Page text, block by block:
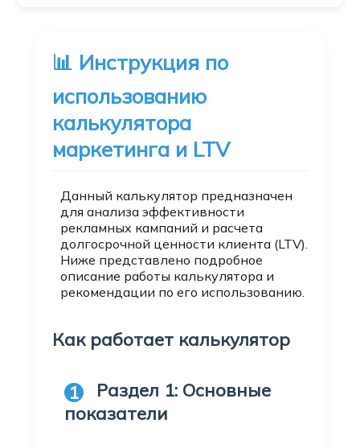
📊 Инструкция по
использованию
калькулятора
маркетинга и LTV
Данный калькулятор предназначен
для анализа эффективности
рекламных кампаний и расчета
долгосрочной ценности клиента (LTV).
Ниже представлено подробное
описание работы калькулятора и
рекомендации по его использованию.
Как работает калькулятор
1
Раздел 1: Основные
показатели